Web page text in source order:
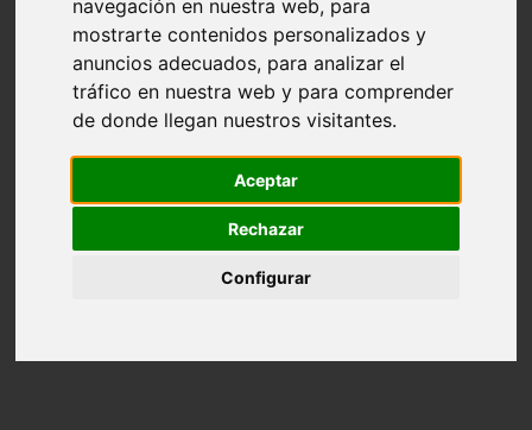
navegación en nuestra web, para
mostrarte contenidos personalizados y
anuncios adecuados, para analizar el
tráfico en nuestra web y para comprender
de donde llegan nuestros visitantes.
Aceptar
Rechazar
Configurar